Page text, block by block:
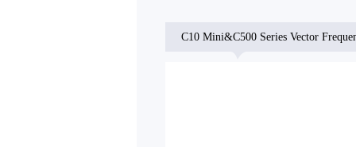
C10 Mini&C500 Series Vector